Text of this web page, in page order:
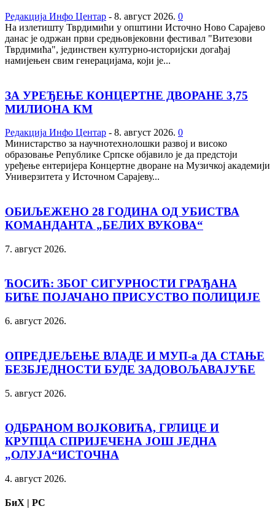
Редакција Инфо Центар - 8. август 2026. 0
На излетишту Тврдимићи у општини Источно Ново Сарајево
данас је одржан први средњовјековни фестивал "Витезови
Тврдимића", јединствен културно-историјски догађај
намијењен свим генерацијама, који је...
ЗА УРЕЂЕЊЕ КОНЦЕРТНЕ ДВОРАНЕ 3,75
МИЛИОНА КМ
Редакција Инфо Центар - 8. август 2026. 0
Министарство за научнотехнолошки развој и високо
образовање Републике Српске објавило је да предстоји
уређење ентеријера Концертне дворане на Музичкој академији
Универзитета у Источном Сарајеву...
ОБИЉЕЖЕНО 28 ГОДИНА ОД УБИСТВА
КОМАНДАНТА „БЕЛИХ ВУКОВА“
7. август 2026.
ЋОСИЋ: ЗБОГ СИГУРНОСТИ ГРАЂАНА
БИЋЕ ПОЈАЧАНО ПРИСУСТВО ПОЛИЦИЈЕ
6. август 2026.
ОПРЕД‌ЈЕЉЕЊЕ ВЛАДЕ И МУП-а ДА СТАЊЕ
БЕЗБЈЕДНОСТИ БУДЕ ЗАДОВОЉАВАЈУЋЕ
5. август 2026.
ОДБРАНОМ ВОЈКОВИЋА, ГРЛИЦЕ И
КРУПЦА СПРИЈЕЧЕНА ЈОШ ЈЕДНА
„ОЛУЈА“ИСТОЧНА
4. август 2026.
БиХ | РС